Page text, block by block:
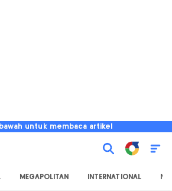
untuk membaca artikel
MEGAPOLITAN INTERNATIONAL